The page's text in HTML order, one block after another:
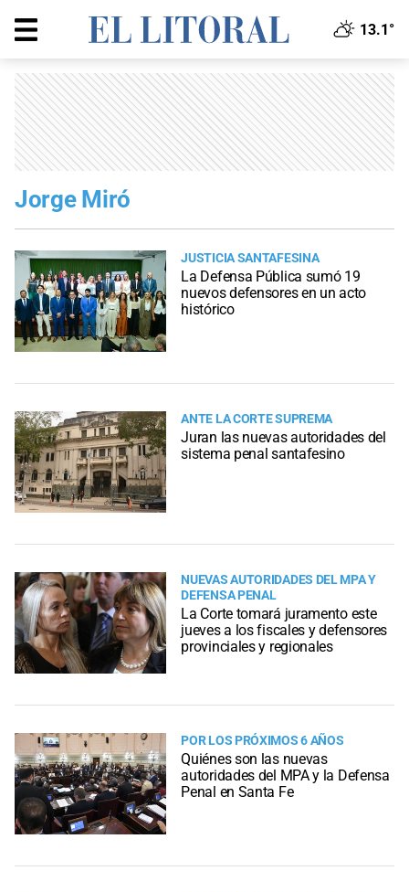
13.1°
Jorge Miró
JUSTICIA SANTAFESINA
La Defensa Pública sumó 19
nuevos defensores en un acto
histórico
ANTE LA CORTE SUPREMA
Juran las nuevas autoridades del
sistema penal santafesino
NUEVAS AUTORIDADES DEL MPA Y
DEFENSA PENAL
La Corte tomará juramento este
jueves a los fiscales y defensores
provinciales y regionales
POR LOS PRÓXIMOS 6 AÑOS
Quiénes son las nuevas
autoridades del MPA y la Defensa
Penal en Santa Fe